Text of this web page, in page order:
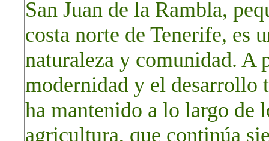
San Juan de la Rambla,
costa norte de Tenerife, es
naturaleza y comunidad. A
modernidad y el desarrollo
ha mantenido a lo largo de
agricultura, que continúa